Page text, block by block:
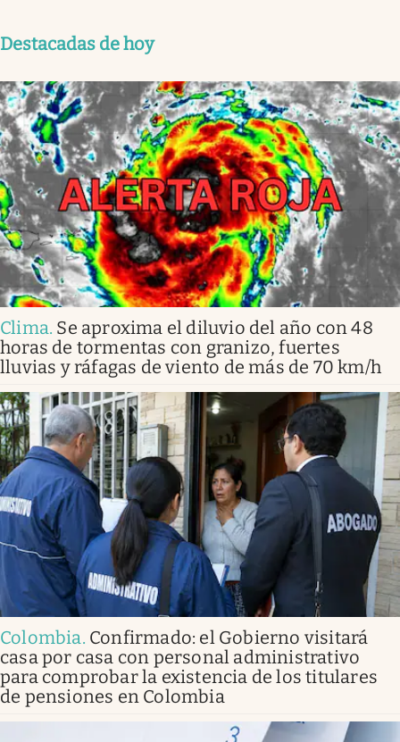
Destacadas de hoy
Clima. Se aproxima el diluvio del año con 48
horas de tormentas con granizo, fuertes
lluvias y ráfagas de viento de más de 70 km/h
Colombia. Confirmado: el Gobierno visitará
casa por casa con personal administrativo
para comprobar la existencia de los titulares
de pensiones en Colombia